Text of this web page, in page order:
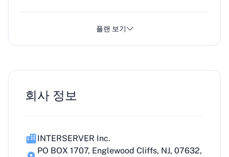
플랜 보기
회사 정보
INTERSERVER Inc.
PO BOX 1707, Englewood Cliffs, NJ, 07632,